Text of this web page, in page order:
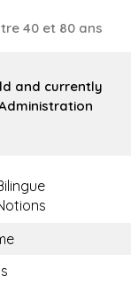
40 et 80 ans
and currently